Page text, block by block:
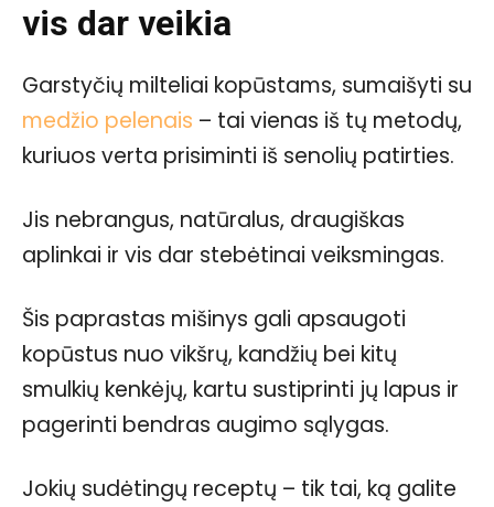
vis dar veikia
Garstyčių milteliai kopūstams, sumaišyti su
medžio pelenais – tai vienas iš tų metodų,
kuriuos verta prisiminti iš senolių patirties.
Jis nebrangus, natūralus, draugiškas
aplinkai ir vis dar stebėtinai veiksmingas.
Šis paprastas mišinys gali apsaugoti
kopūstus nuo vikšrų, kandžių bei kitų
smulkių kenkėjų, kartu sustiprinti jų lapus ir
pagerinti bendras augimo sąlygas.
Jokių sudėtingų receptų – tik tai, ką galite